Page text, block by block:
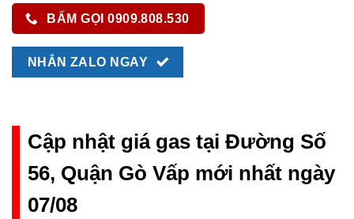
BẤM GỌI 0909.808.530
NHẮN ZALO NGAY
Cập nhật giá gas tại Đường Số
56, Quận Gò Vấp mới nhất ngày
07/08